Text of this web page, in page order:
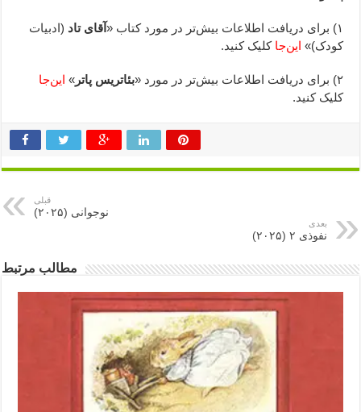
۱) برای دریافت اطلاعات بیش‌تر در مورد کتاب « آقای تاد (ادبیات
کودک)» این‌جاکلیک کنید.
۲) برای دریافت اطلاعات بیش‌تر در مورد « بئاتریس پاتر» این‌جا
کلیک کنید.
قبلی
نوجوانی (۲۰۲۵)
بعدی
نفوذی ۲ (۲۰۲۵)
مطالب مرتبط